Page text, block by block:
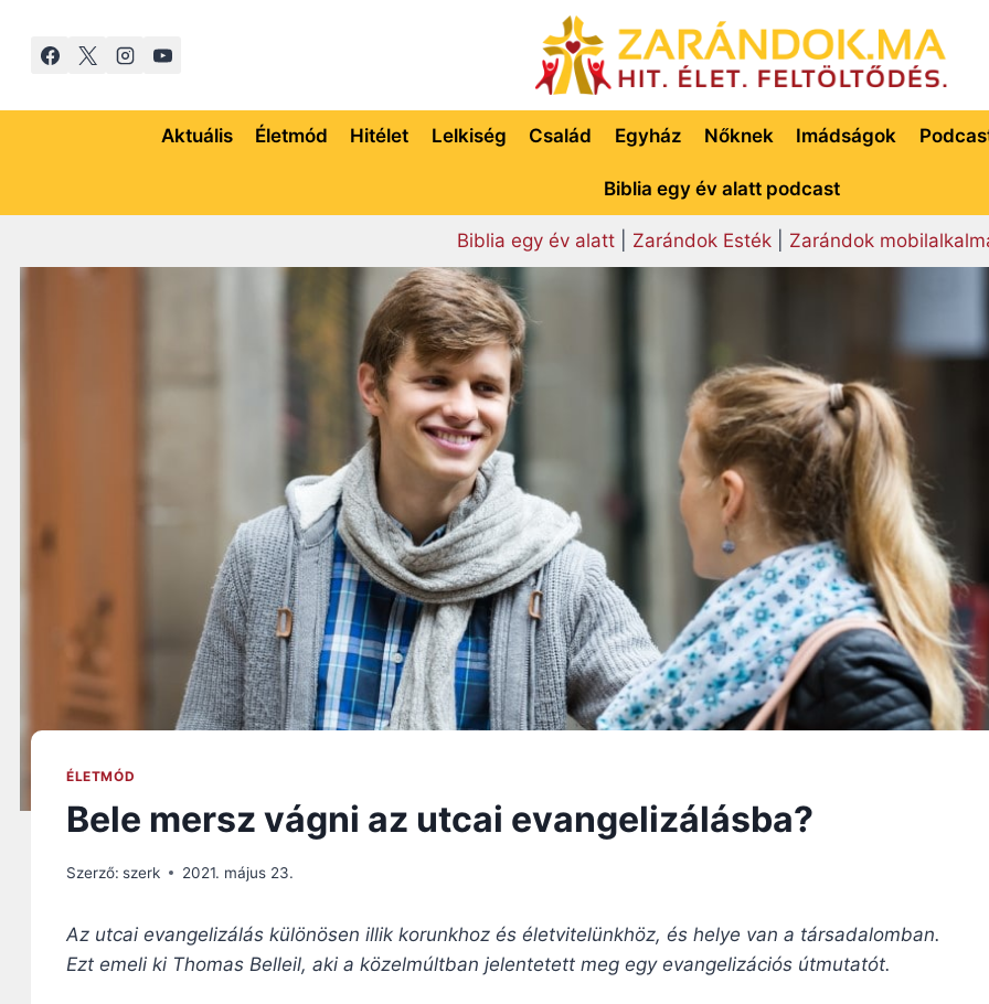
Aktuális Életmód Hitélet Lelkiség Család Egyház Nőknek Imádságok
Biblia egy év alatt podcast
Biblia egy év alatt| Zarándok Esték| Zarándok
ÉLETMÓD
Bele mersz vágni az utcai evangelizálásba?
Szerző: szerk 2021. május 23.
Az utcai evangelizálás különösen illik korunkhoz és életvitelünkhöz, és helye van a társadalomban.
Ezt emeli ki Thomas Belleil, aki a közelmúltban jelentetett meg egy evangelizációs útmutatót.